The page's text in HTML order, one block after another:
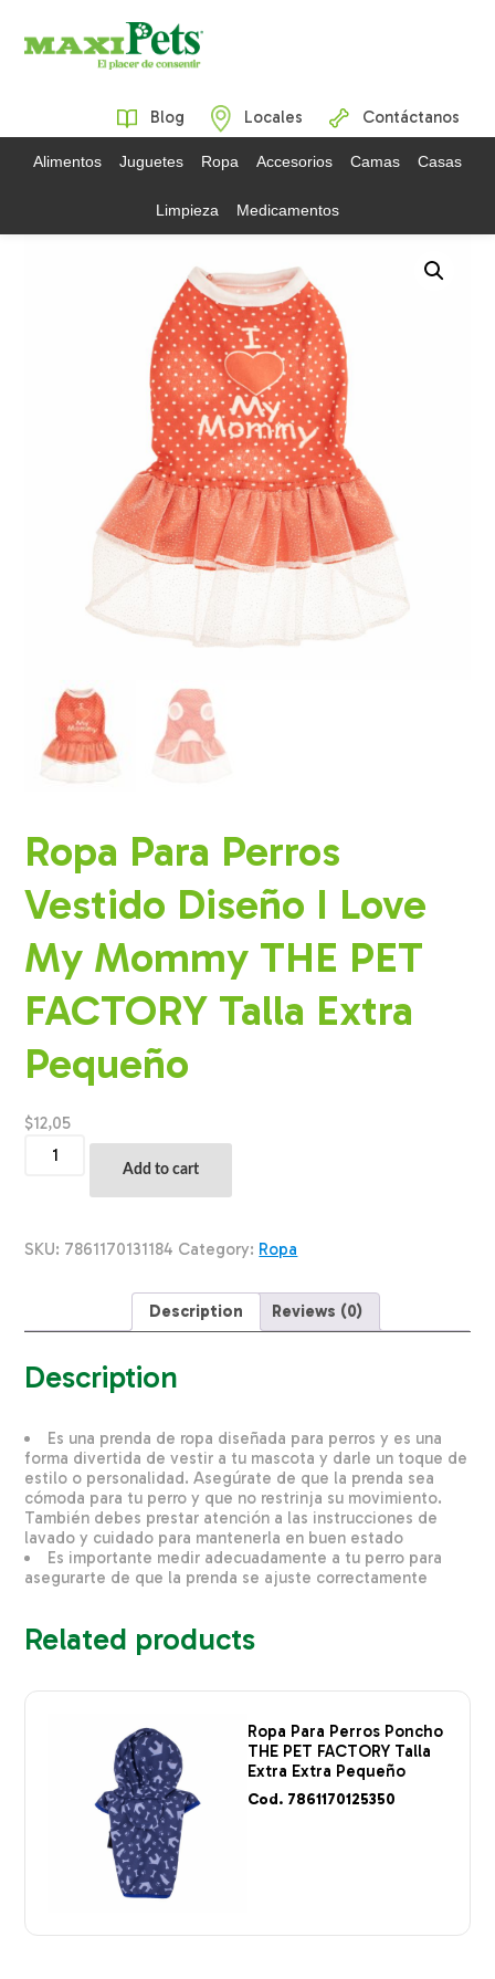
Blog Locales Contáctanos
Alimentos Juguetes Ropa Accesorios Camas Casas
Limpieza Medicamentos
Ropa Para Perros
Vestido Diseño I Love
My Mommy THE PET
FACTORY Talla Extra
Pequeño
$12,05
Para
I
Talla
quantity
Add to cart
SKU: 7861170131184 Category: Ropa
Description Reviews (0)
Description
Es una prenda de ropa diseñada para perros y es una
forma divertida de vestir a tu mascota y darle un toque de
estilo o personalidad. Asegúrate de que la prenda sea
cómoda para tu perro y que no restrinja su movimiento.
También debes prestar atención a las instrucciones de
lavado y cuidado para mantenerla en buen estado
Es importante medir adecuadamente a tu perro para
asegurarte de que la prenda se ajuste correctamente
Related products
Ropa Para Perros Poncho
THE PET FACTORY Talla
Extra Extra Pequeño
Cod. 7861170125350